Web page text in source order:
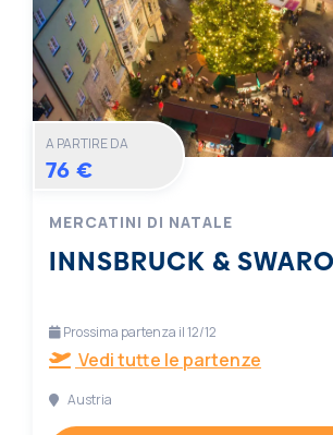
A PARTIRE DA
76 €
MERCATINI DI NATALE
INNSBRUCK &
Prossima partenza il 12/12
Vedi tutte le partenze
Austria